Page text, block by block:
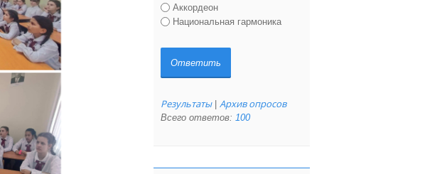
Аккордеон
Национальная гармоника
Результаты| Архив опросов
Всего ответов: 100